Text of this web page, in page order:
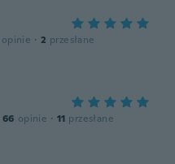
opinie · 2 przesłane
66 opinie · 11 przesłane